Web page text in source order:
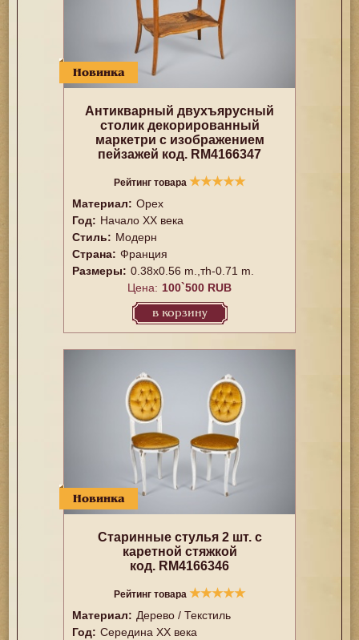
Новинка
Антикварный двухъярусный
столик декорированный
маркетри с изображением
пейзажей код. RM4166347
Рейтинг товара ★★★★★
Материал: Орех
Год: Начало XX века
Стиль: Модерн
Страна: Франция
Размеры: 0.38x0.56 m.,тh-0.71 m.
Цена: 100`500 RUB
в корзину
Новинка
Старинные стулья 2 шт. с
каретной стяжкой
код. RM4166346
Рейтинг товара ★★★★★
Материал: Дерево / Текстиль
Год: Середина XX векa